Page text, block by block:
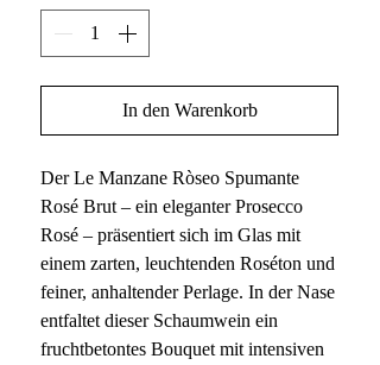
In den Warenkorb
Der Le Manzane Ròseo Spumante
Rosé Brut – ein eleganter Prosecco
Rosé – präsentiert sich im Glas mit
einem zarten, leuchtenden Roséton und
feiner, anhaltender Perlage. In der Nase
entfaltet dieser Schaumwein ein
fruchtbetontes Bouquet mit intensiven